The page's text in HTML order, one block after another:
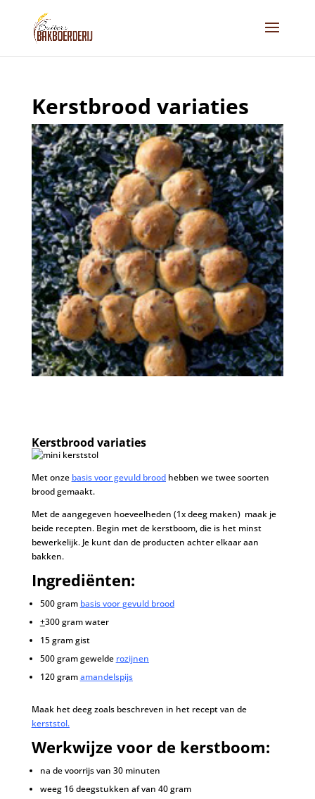
Kerstbrood variaties
Kerstbrood variaties
Met onze basis voor gevuld brood hebben we twee soorten
brood gemaakt.
Met de aangegeven hoeveelheden (1x deeg maken) maak je
beide recepten. Begin met de kerstboom, die is het minst
bewerkelijk. Je kunt dan de producten achter elkaar aan
bakken.
Ingrediënten:
500 gram basis voor gevuld brood
+300 gram water
15 gram gist
500 gram gewelde rozijnen
120 gramamandelspijs
Maak het deeg zoals beschreven in het recept van de
kerststol.
Werkwijze voor de kerstboom:
na de voorrijs van 30 minuten
weeg 16 deegstukken af van 40 gram